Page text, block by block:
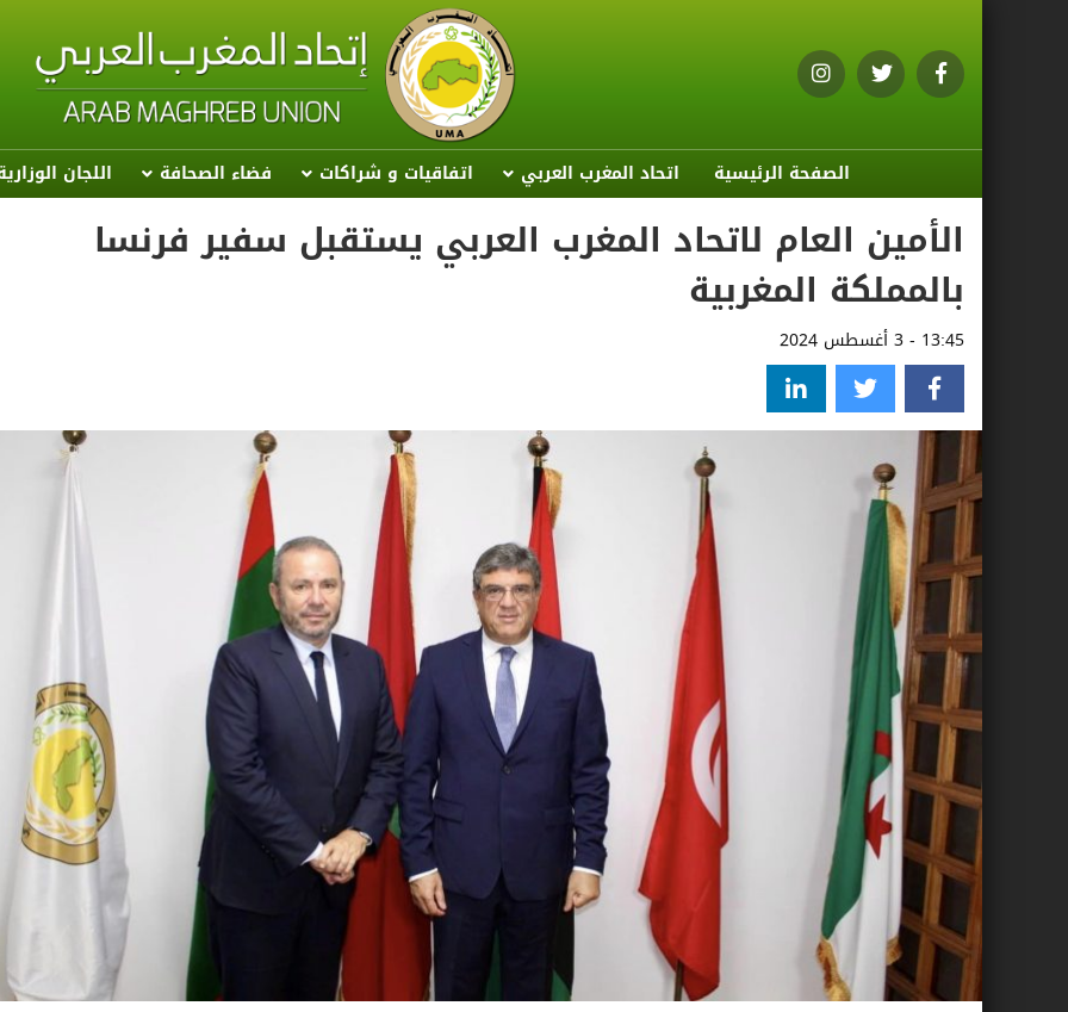
الصفحة الرئيسية اتحاد المغرب العربي اتفاقيات و شراكات فضاء الصحافة اللجان
الأمين العام لاتحاد المغرب العربي يستقبل سفير فرنسا
بالمملكة المغربية
13:45 - 3 أغسطس 2024